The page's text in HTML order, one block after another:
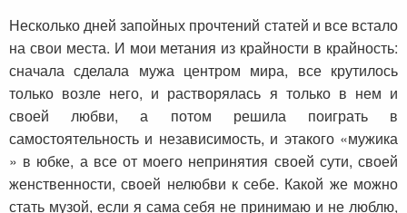
Несколько дней запойных прочтений статей и все встало
на свои места. И мои метания из крайности в крайность:
сначала сделала мужа центром мира, все крутилось
только возле него, и растворялась я только в нем и
своей любви, а потом решила поиграть в
самостоятельность и независимость, и этакого «мужика
» в юбке, а все от моего непринятия своей сути, своей
женственности, своей нелюбви к себе. Какой же можно
стать музой, если я сама себя не принимаю и не люблю,